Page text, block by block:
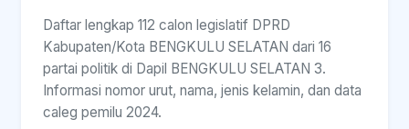
Daftar lengkap 112 calon legislatif DPRD
Kabupaten/Kota BENGKULU SELATAN dari 16
partai politik di Dapil BENGKULU SELATAN 3.
Informasi nomor urut, nama, jenis kelamin, dan data
caleg pemilu 2024.